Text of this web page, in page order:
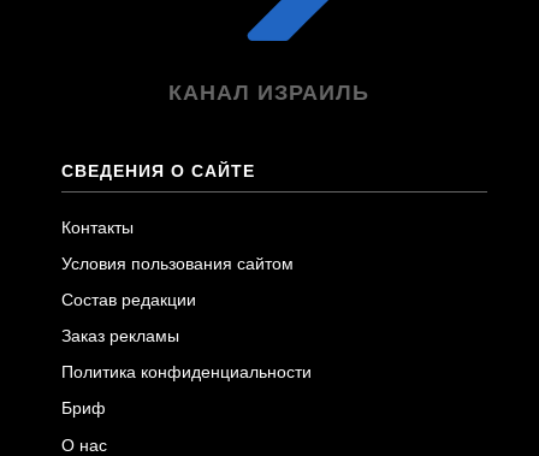
КАНАЛ ИЗРАИЛЬ
СВЕДЕНИЯ О САЙТЕ
Контакты
Условия пользования сайтом
Состав редакции
Заказ рекламы
Политика конфиденциальности
Бриф
О нас